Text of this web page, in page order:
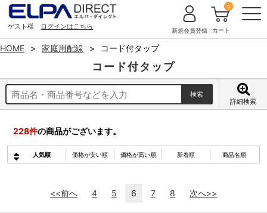
ゲスト様 ログインはこちら 新規会員登録 カート
0
HOME 家庭用配線 コード付タップ
コード付タップ
詳細検索
228件の商品がございます。
人気順 価格が安い順 価格が高い順 新着順 商品名順
<<前へ 4 5 6 7 8 次へ>>